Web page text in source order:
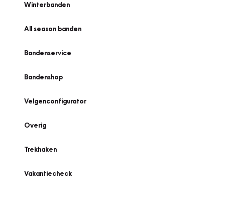
Winterbanden
All season banden
Bandenservice
Bandenshop
Velgenconfigurator
Overig
Trekhaken
Vakantiecheck